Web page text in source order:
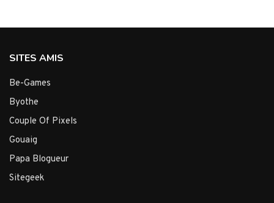
SITES AMIS
Be-Games
Byothe
Couple Of Pixels
Gouaig
Papa Blogueur
Sitegeek